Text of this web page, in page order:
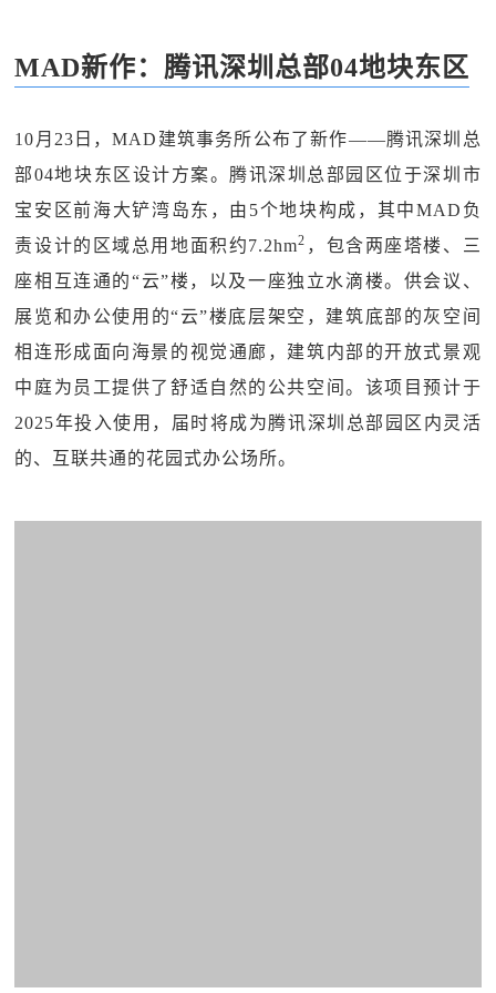
MAD新作：腾讯深圳总部04地块东区
10月23日，MAD建筑事务所公布了新作——腾讯深圳总
部04地块东区设计方案。腾讯深圳总部园区位于深圳市
宝安区前海大铲湾岛东，由5个地块构成，其中MAD负
责设计的区域总用地面积约7.2hm2 ，包含两座塔楼、三
座相互连通的“云”楼，以及一座独立水滴楼。供会议、
展览和办公使用的“云”楼底层架空，建筑底部的灰空间
相连形成面向海景的视觉通廊，建筑内部的开放式景观
中庭为员工提供了舒适自然的公共空间。该项目预计于
2025年投入使用，届时将成为腾讯深圳总部园区内灵活
的、互联共通的花园式办公场所。